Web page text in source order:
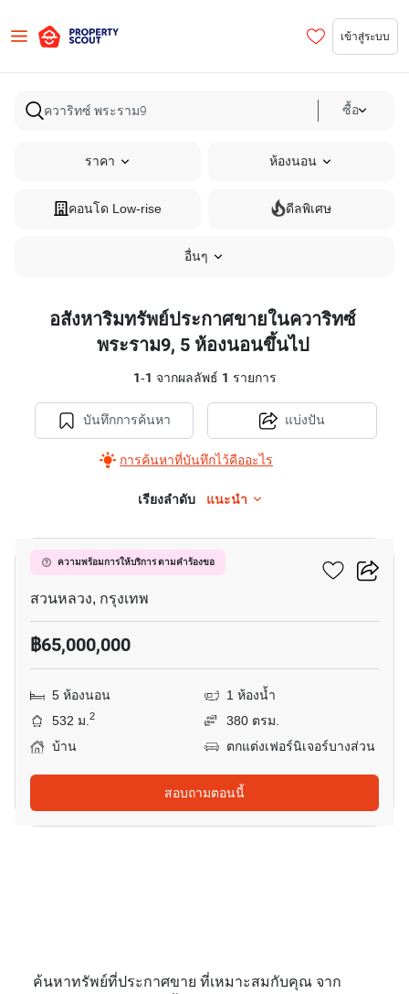
เข้าสู่ระบบ
ซื้อ
ราคา ห้องนอน
คอนโด Low-rise ดีลพิเศษ
อื่นๆ
อสังหาริมทรัพย์ประกาศขายในควาริทซ์
พระราม9, 5 ห้องนอนขึ้นไป
1-1 จากผลลัพธ์ 1 รายการ
บันทึกการค้นหา
การค้นหาที่บันทึกไว้คืออะไร
แบ่งปัน
เรียงลำดับ แนะนำ
ความพร้อมการให้บริการ ตามคำร้องขอ
ควาริทซ์ พระราม9
สวนหลวง, กรุงเทพ
฿65,000,000
5 ห้องนอน
1 ห้องน้ำ
532 ม.2
380 ตรม.
บ้าน
ตกแต่งเฟอร์นิเจอร์บางส่วน
สอบถามตอนนี้
ค้นหาทรัพย์ที่ประกาศขาย ที่เหมาะสมกับคุณ จาก